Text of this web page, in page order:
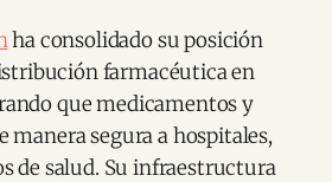
ha consolidado su posición
farmacéutica en
que medicamentos y
manera segura a hospitales,
de salud​. Su infraestructura